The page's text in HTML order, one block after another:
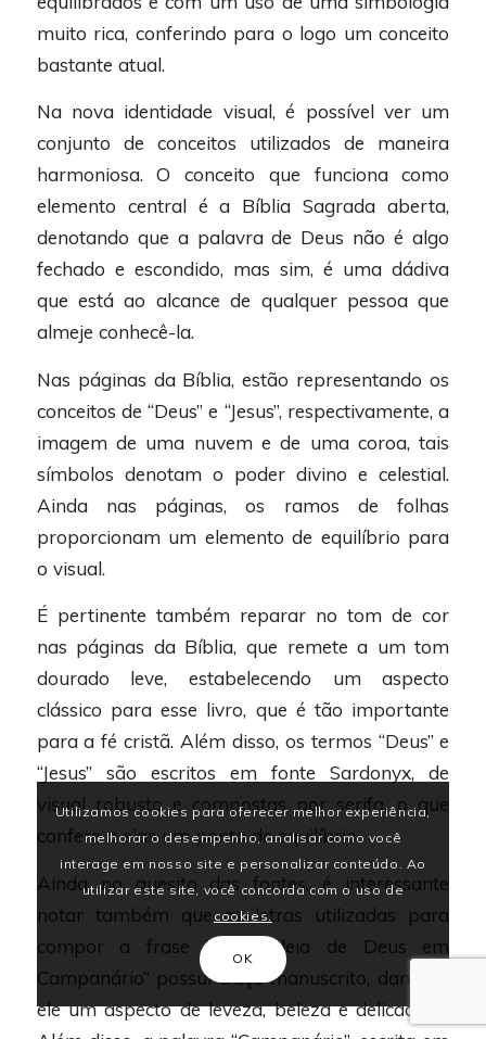
muito rica, conferindo para o logo um conceito
bastante atual.
Na nova identidade visual, é possível ver um
conjunto de conceitos utilizados de maneira
harmoniosa. O conceito que funciona como
elemento central é a Bíblia Sagrada aberta,
denotando que a palavra de Deus não é algo
fechado e escondido, mas sim, é uma dádiva
que está ao alcance de qualquer pessoa que
almeje conhecê-la.
Nas páginas da Bíblia, estão representando os
conceitos de “Deus” e “Jesus”, respectivamente, a
imagem de uma nuvem e de uma coroa, tais
símbolos denotam o poder divino e celestial.
Ainda nas páginas, os ramos de folhas
proporcionam um elemento de equilíbrio para
o visual.
É pertinente também reparar no tom de cor
nas páginas da Bíblia, que remete a um tom
dourado leve, estabelecendo um aspecto
clássico para esse livro, que é tão importante
para a fé cristã. Além disso, os termos “Deus” e
“Jesus” são escritos em fonte Sardonyx, de
visual robusto e compostas por serifa, o que
confere a elas um ponto de equilíbrio.
Ainda no quesito das fontes, é interessante
notar também que as letras utilizadas para
compor a frase “Assembleia de Deus em
Campanário” possui traço manuscrito, dando a
ele um aspecto de leveza, beleza e delicadeza.
Utilizamos cookies para oferecer melhor experiência,
melhorar o desempenho, analisar como você
interage em nosso site e personalizar conteúdo. Ao
utilizar este site, você concorda com o uso de
cookies.
OK